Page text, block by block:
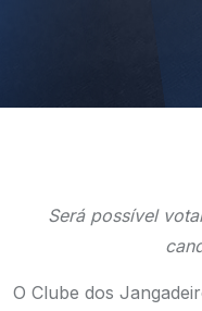
Será possível
O Clube dos